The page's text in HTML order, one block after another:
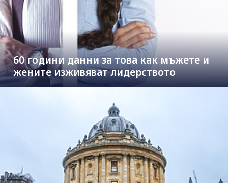
60 години данни за това как мъжете и
жените изживяват лидерството